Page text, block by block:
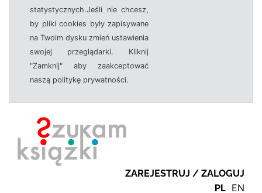
statystycznych.Jeśli nie chcesz,
by pliki cookies były zapisywane
na Twoim dysku zmień ustawienia
swojej przeglądarki. Kliknij
"Zamknij" aby zaakceptować
naszą politykę prywatności.
ZAREJESTRUJ / ZALOGUJ
PL EN